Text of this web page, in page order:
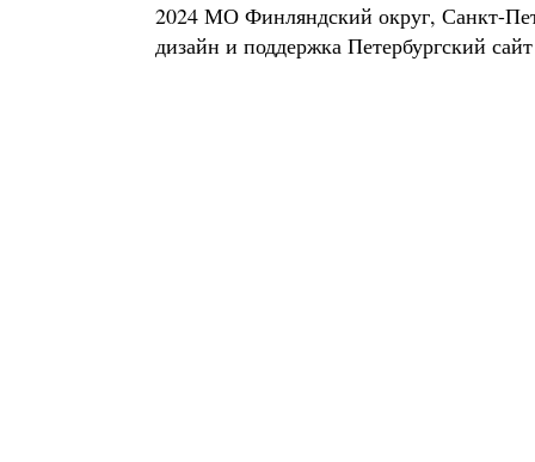
2024 МО Финляндский округ, Санкт-
дизайн и поддержка Петербургский сайт